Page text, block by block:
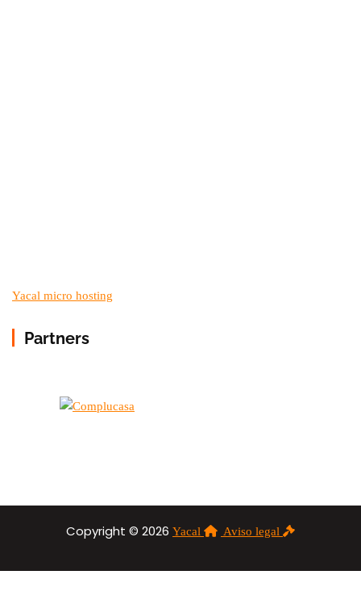
Yacal micro hosting
Partners
Copyright © 2026 Yacal Aviso legal